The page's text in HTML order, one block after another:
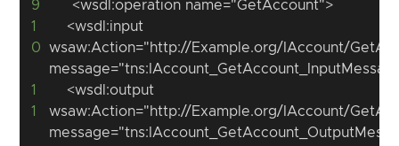
9
1
0
wsaw:Action="http://Example.org/IAccount/
1
1
wsaw:Action="http://Example.org/IAccount/